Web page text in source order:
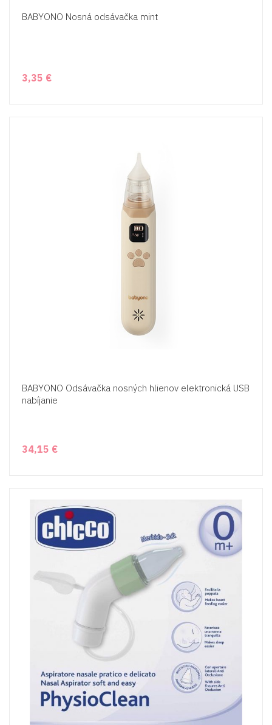
BABYONO Nosná odsávačka mint
3,35 €
BABYONO Odsávačka nosných hlienov elektronická USB
nabíjanie
34,15 €